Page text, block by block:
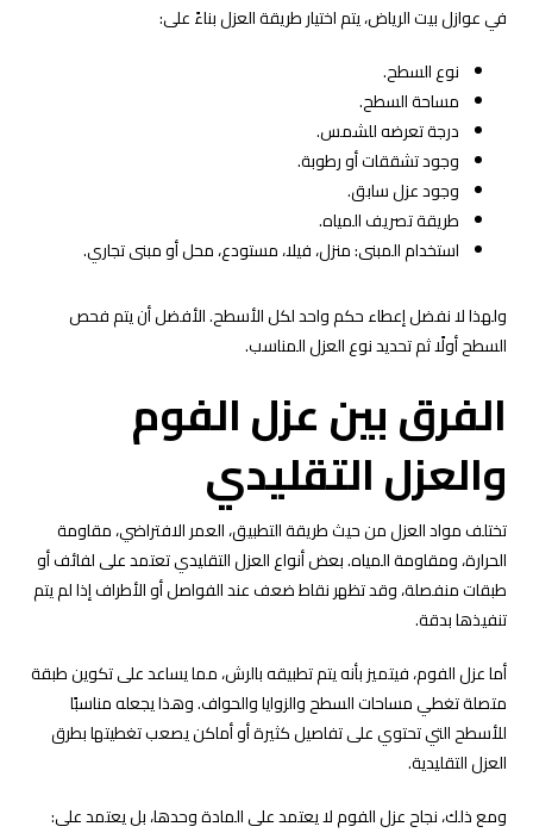
في عوازل بيت الرياض، يتم اختيار طريقة العزل بناءً على:
نوع السطح.
مساحة السطح.
درجة تعرضه للشمس.
وجود تشققات أو رطوبة.
وجود عزل سابق.
طريقة تصريف المياه.
استخدام المبنى: منزل، فيلا، مستودع، محل أو مبنى تجاري.
ولهذا لا نفضل إعطاء حكم واحد لكل الأسطح. الأفضل أن يتم فحص
السطح أولًا ثم تحديد نوع العزل المناسب.
الفرق بين عزل الفوم
والعزل التقليدي
تختلف مواد العزل من حيث طريقة التطبيق، العمر الافتراضي، مقاومة
الحرارة، ومقاومة المياه. بعض أنواع العزل التقليدي تعتمد على لفائف أو
طبقات منفصلة، وقد تظهر نقاط ضعف عند الفواصل أو الأطراف إذا لم يتم
تنفيذها بدقة.
أما عزل الفوم، فيتميز بأنه يتم تطبيقه بالرش، مما يساعد على تكوين طبقة
متصلة تغطي مساحات السطح والزوايا والحواف. وهذا يجعله مناسبًا
للأسطح التي تحتوي على تفاصيل كثيرة أو أماكن يصعب تغطيتها بطرق
العزل التقليدية.
ومع ذلك، نجاح عزل الفوم لا يعتمد على المادة وحدها، بل يعتمد على: